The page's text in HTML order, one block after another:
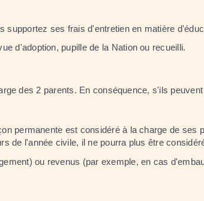
ses frais d'entretien en matière
d'adoption, pupille de la Nation ou recueilli.
des 2 parents. En conséquence, s'ils
permanente est considéré à la charge de
de l'année civile, il ne pourra plus être
ou revenus (par exemple, en cas